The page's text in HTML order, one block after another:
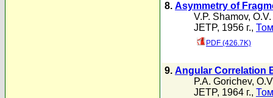
8. Asymmetry of
V.P. Shamov,
JETP, 1956 г.,
PDF (426.7K)
9. Angular Correlation
P.A. Gorichev,
JETP, 1964 г.,